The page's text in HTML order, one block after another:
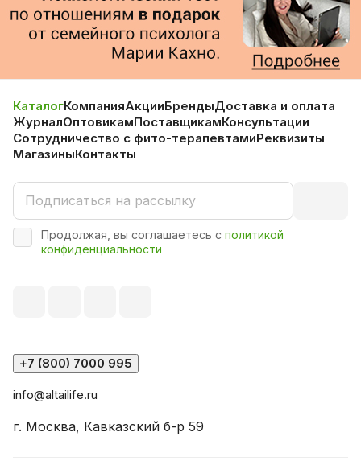
КаталогКомпанияАкцииБрендыДоставка и оплата
ЖурналОптовикамПоставщикамКонсультации
Сотрудничество с фито-терапевтамиРеквизиты
МагазиныКонтакты
Продолжая, вы соглашаетесь с политикой
конфиденциальности
+7 (800) 7000 995
info@altailife.ru
г. Москва, Кавказский б-р 59